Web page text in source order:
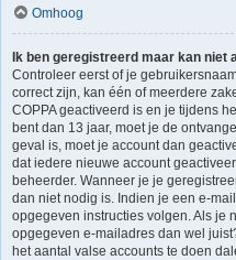
Omhoog
Ik ben geregistreerd maar kan niet
Controleer eerst of je
correct zijn, kan één of meerdere
COPPA geactiveerd is en je tijdens
bent dan 13 jaar, moet je de
geval is, moet je account dan
dat iedere nieuwe account
beheerder. Wanneer je je
dan niet nodig is. Indien je een e-
opgegeven instructies volgen. Als je
opgegeven e-mailadres dan wel
het aantal valse accounts te doen